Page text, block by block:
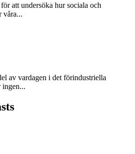
att undersöka hur sociala och
våra...
av vardagen i det förindustriella
ingen...